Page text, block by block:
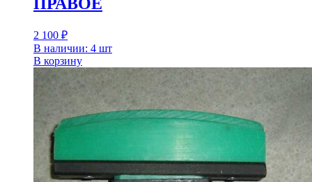
ПРАВОЕ
2 100 ₽
В наличии: 4 шт
В корзину